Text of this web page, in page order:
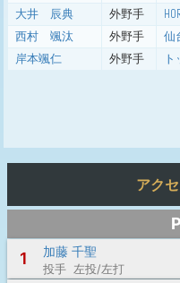
大井 辰典
外野手
西村 颯汰
外野手
仙
岸本颯仁
外野手
アク
1
加藤 千聖
投手 左投/左打